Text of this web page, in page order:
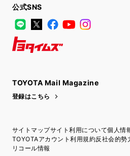
公式SNS
LINE
X FacebookYouTube
TOYOTA Mail Magazine
登録はこちら
サイトマップサイト利用について個人情
TOYOTAアカウント利用規約反社会的勢
リコール情報